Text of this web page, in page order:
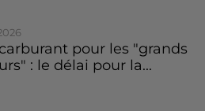
pour les "grands
: le délai pour la...